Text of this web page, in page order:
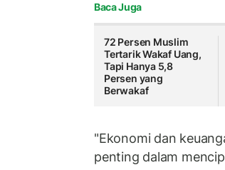
Baca Juga
72 Persen Muslim
Tertarik Wakaf Uang,
Tapi Hanya 5,8
Persen yang
Berwakaf
"Ekonomi dan
penting dalam